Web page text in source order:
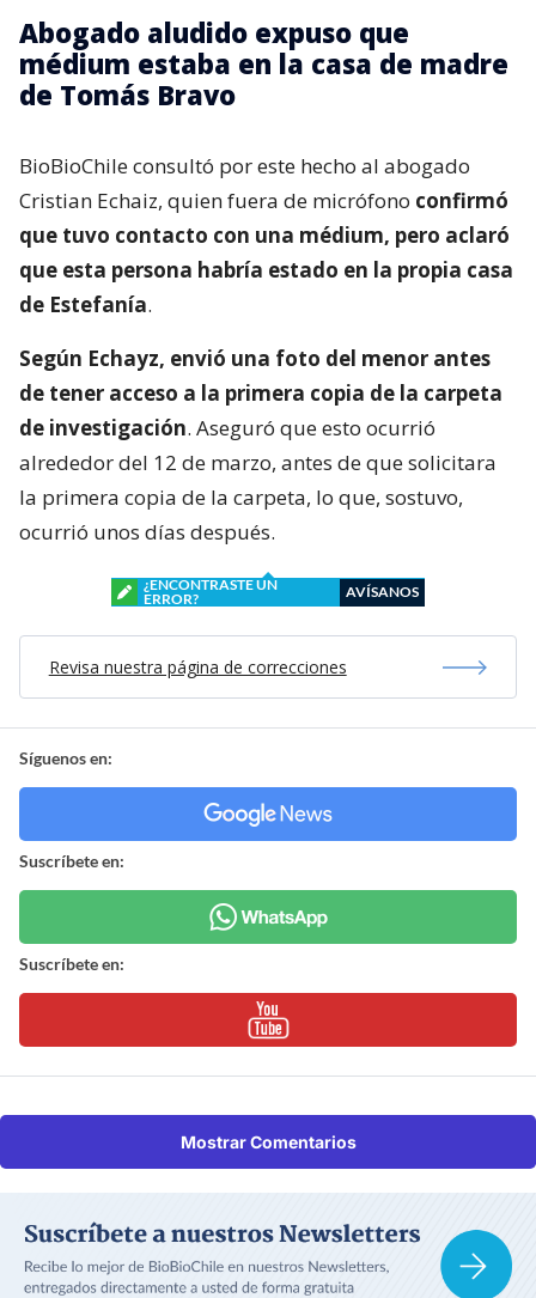
Abogado aludido expuso que
médium estaba en la casa de madre
de Tomás Bravo
BioBioChile consultó por este hecho al abogado
Cristian Echaiz, quien fuera de micrófono confirmó
que tuvo contacto con una médium, pero aclaró
que esta persona habría estado en la propia casa
de Estefanía.
Según Echayz, envió una foto del menor antes
de tener acceso a la primera copia de la carpeta
de investigación. Aseguró que esto ocurrió
alrededor del 12 de marzo, antes de que solicitara
la primera copia de la carpeta, lo que, sostuvo,
ocurrió unos días después.
¿ENCONTRASTE UN
ERROR?
AVÍSANOS
Revisa nuestra página de correcciones
Síguenos en:
Suscríbete en:
Suscríbete en:
Mostrar Comentarios